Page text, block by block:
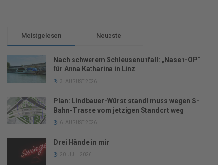
Meistgelesen Neueste
Nach schwerem Schleusenunfall: „Nasen-OP“
für Anna Katharina in Linz
3. AUGUST 2026
Plan: Lindbauer-Würstlstandl muss wegen S-
Bahn-Trasse vom jetzigen Standort weg
6. AUGUST 2026
Drei Hände in mir
20. JULI 2026